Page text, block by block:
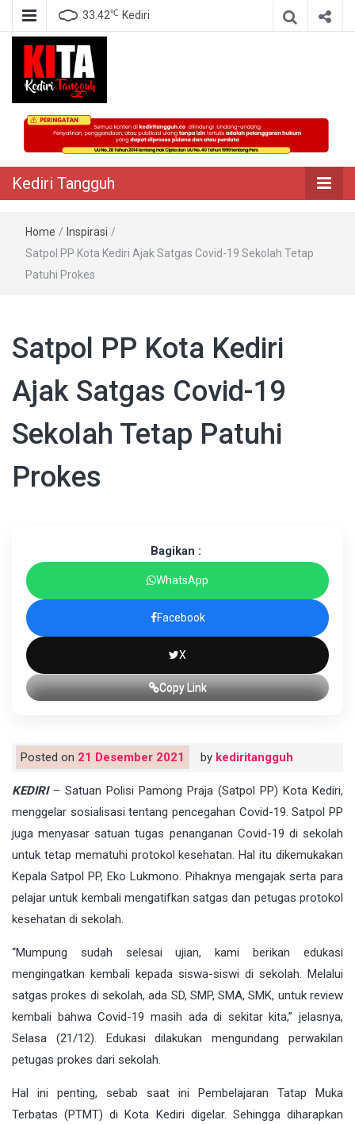
33.42℃ Kediri
Kediri Tangguh
Berita Akurat Terpercaya
Kediri Tangguh
Home / Inspirasi /
Satpol PP Kota Kediri Ajak Satgas Covid-19 Sekolah Tetap
Patuhi Prokes
Satpol PP Kota Kediri
Ajak Satgas Covid-19
Sekolah Tetap Patuhi
Prokes
Bagikan :
WhatsApp
Facebook
X
Copy Link
Posted on 21 Desember 2021 by kediritangguh
KEDIRI– Satuan Polisi Pamong Praja (Satpol PP) Kota Kediri,
menggelar sosialisasi tentang pencegahan Covid-19. Satpol PP
juga menyasar satuan tugas penanganan Covid-19 di sekolah
untuk tetap mematuhi protokol kesehatan. Hal itu dikemukakan
Kepala Satpol PP, Eko Lukmono. Pihaknya mengajak serta para
pelajar untuk kembali mengatifkan satgas dan petugas protokol
kesehatan di sekolah.
“Mumpung sudah selesai ujian, kami berikan edukasi
mengingatkan kembali kepada siswa-siswi di sekolah. Melalui
satgas prokes di sekolah, ada SD, SMP, SMA, SMK, untuk review
kembali bahwa Covid-19 masih ada di sekitar kita,” jelasnya,
Selasa (21/12). Edukasi dilakukan mengundang perwakilan
petugas prokes dari sekolah.
Hal ini penting, sebab saat ini Pembelajaran Tatap Muka
Terbatas (PTMT) di Kota Kediri digelar. Sehingga diharapkan